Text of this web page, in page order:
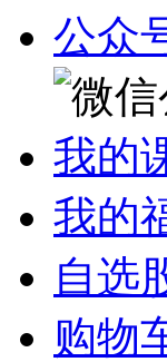
公众
我的
我的
自选
购物